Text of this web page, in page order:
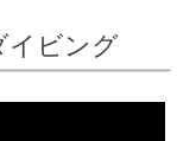
イビング